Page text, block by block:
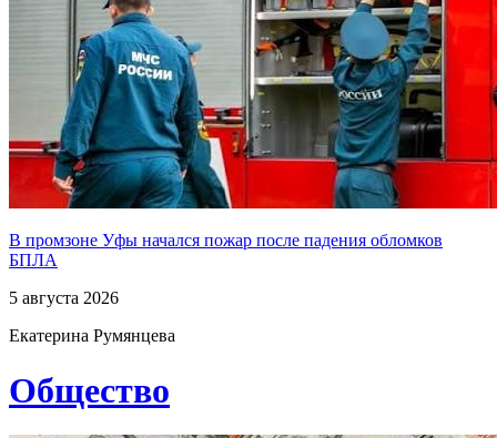
В промзоне Уфы начался пожар после падения обломков
БПЛА
5 августа 2026
Екатерина Румянцева
Общество